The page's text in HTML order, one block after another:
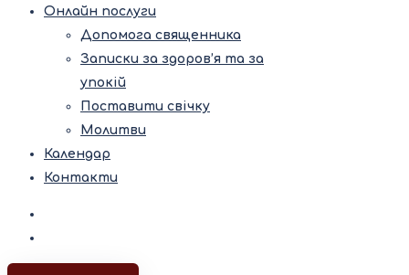
Онлайн послуги
Допомога священника
Записки за здоров’я та за
упокій
Поставити свічку
Молитви
Календар
Контакти